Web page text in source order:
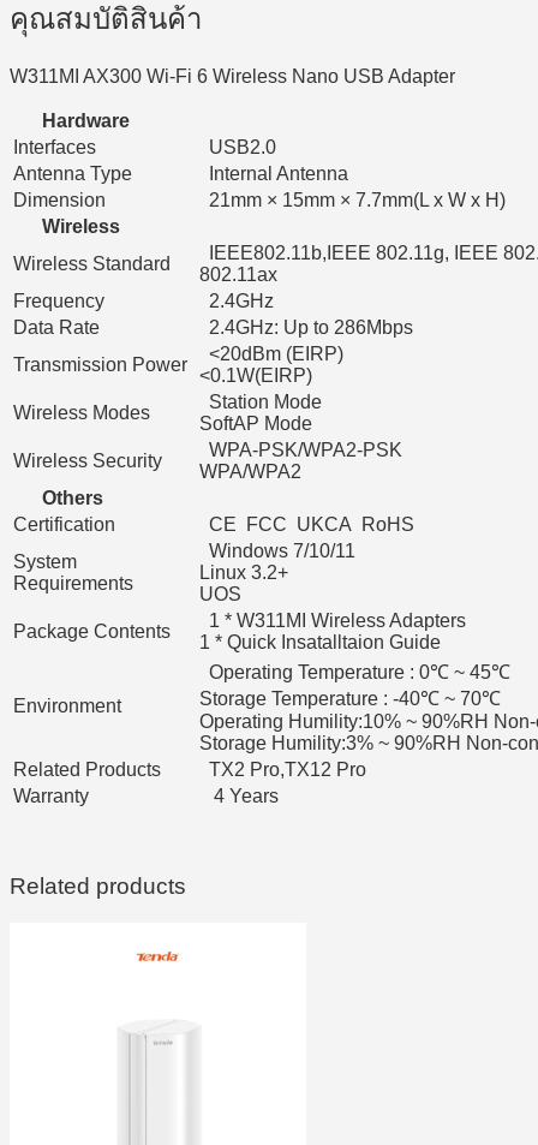
คุณสมบัติสินค้า
W311MI AX300 Wi-Fi 6 Wireless Nano USB Adapter
Hardware
Interfaces
USB2.0
Antenna Type
Internal Antenna
Dimension
21mm × 15mm × 7.7mm(L x W x H)
Wireless
Wireless Standard
IEEE802.11b,IEEE 802.11g, IEEE
802.11ax
Frequency
2.4GHz
Data Rate
2.4GHz: Up to 286Mbps
Transmission Power
<20dBm (EIRP)
<0.1W(EIRP)
Wireless Modes
Station Mode
SoftAP Mode
Wireless Security
WPA-PSK/WPA2-PSK
WPA/WPA2
Others
Certification
CE FCC UKCA RoHS
System
Requirements
Windows 7/10/11
Linux 3.2+
UOS
Package Contents
1 * W311MI Wireless Adapters
1 * Quick Insatalltaion Guide
Environment
Operating Temperature : 0℃ ~ 45℃
Storage Temperature : -40℃ ~ 70℃
Operating Humility:10% ~ 90%RH
Storage Humility:3% ~ 90%RH Non-
Related Products
TX2 Pro,TX12 Pro
Warranty
4 Years
Related products